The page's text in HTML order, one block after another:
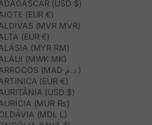
(USD $)
(EUR €)
(MVR MVR)
(EUR €)
(MYR RM)
(MWK MK)
MARROCOS (MAD د.م.)
(EUR €)
(USD $)
(MUR ₨)
(MDL L)